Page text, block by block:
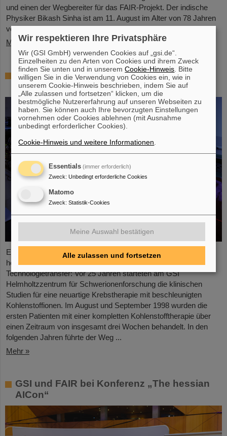
und einen der Wegbereiter für das FAIR-Projekt. Der indische
Physiker Bikash Sinha ist am 11. August im Alter von 78 Jahren
von uns gegangen.
Mehr »
25 Jahre Tumortherapie: Präzise Waffen im
Kampf gegen den Krebs
Es war der Beginn einer Erfolgsgeschichte und ist bis heute ein
herausragendes Beispiel für vorbildlich gelungenen
Technologietransfer: Vor 25 Jahren starteten am GSI
Helmholtzzentrum für Schwerionenforschung die klinischen
Studien für eine neuartige Krebstherapie mit beschleunigten
Kohlenstoffionen. Im August und September 1998 wurden die
ersten Patienten mit einer kompletten Kohlenstofftherapie über
einen Zeitraum von insgesamt drei Wochen behandelt. In den
folgenden Jahren führte der Weg ...
Mehr »
GSI und FAIR bei Konferenz „The hessian
AICon“
Wir respektieren Ihre Privatsphäre
Wir (GSI GmbH) verwenden Cookies auf „gsi.de“.
Einzelheiten zu den Arten von Cookies und ihrem Zweck
finden Sie unten und in unseremCookie-Hinweis . Bitte
willigen Sie in die Verwendung von Cookies ein, wie in
unserem Cookie-Hinweis beschrieben, indem Sie auf
„Alle zulassen und fortsetzen“ klicken, um die
bestmögliche Nutzererfahrung auf unseren Webseiten zu
haben. Sie können auch Ihre bevorzugten Einstellungen
vornehmen oder Cookies ablehnen (mit Ausnahme
unbedingt erforderlicher Cookies).
Cookie-Hinweis und weitere Informationen
Essentials (immer erforderlich)
Zweck: Unbedingt erforderliche Cookies
Matomo
Zweck: Statistik-Cookies
Meine Auswahl bestätigen
Alle zulassen und fortsetzen